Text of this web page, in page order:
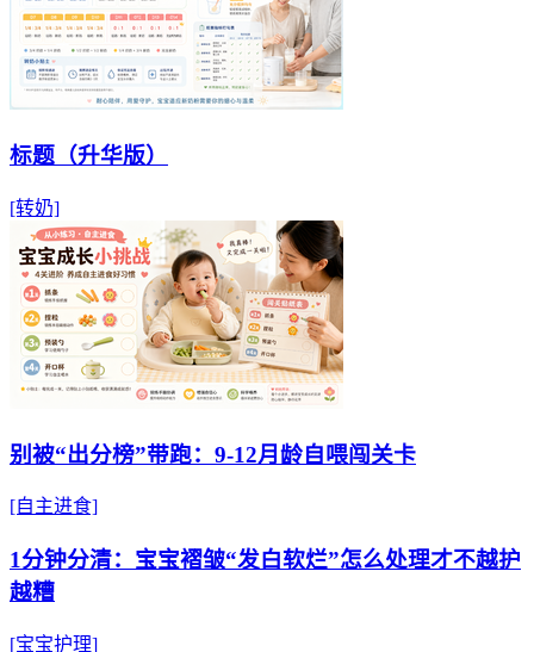
标题（升华版）
[转奶]
别被“出分榜”带跑：9-12月龄自喂闯关卡
[自主进食]
1分钟分清：宝宝褶皱“发白软烂”怎么处理才不越护
越糟
[宝宝护理]